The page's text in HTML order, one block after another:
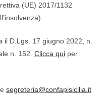
(UE) 2017/1132
il D.Lgs. 17 giugno 2022, n.
n. 152. Clicca qui per
segreteria@confapisicilia.it